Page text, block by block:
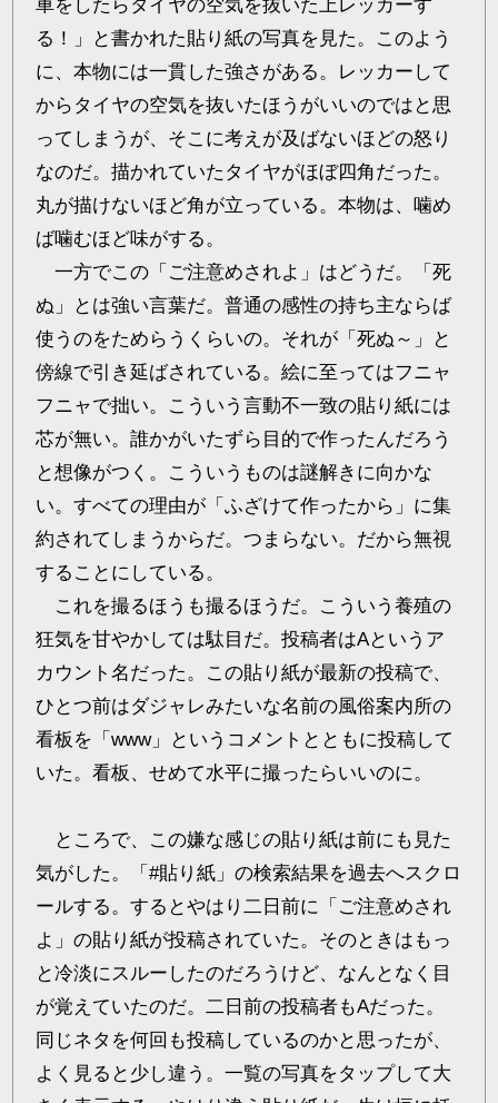
車をしたらタイヤの空気を抜いた上レッカーす
る！」と書かれた貼り紙の写真を見た。このよう
に、本物には一貫した強さがある。レッカーして
からタイヤの空気を抜いたほうがいいのではと思
ってしまうが、そこに考えが及ばないほどの怒り
なのだ。描かれていたタイヤがほぼ四角だった。
丸が描けないほど角が立っている。本物は、噛め
ば噛むほど味がする。
一方でこの「ご注意めされよ」はどうだ。「死
ぬ」とは強い言葉だ。普通の感性の持ち主ならば
使うのをためらうくらいの。それが「死ぬ～」と
傍線で引き延ばされている。絵に至ってはフニャ
フニャで拙い。こういう言動不一致の貼り紙には
芯が無い。誰かがいたずら目的で作ったんだろう
と想像がつく。こういうものは謎解きに向かな
い。すべての理由が「ふざけて作ったから」に集
約されてしまうからだ。つまらない。だから無視
することにしている。
これを撮るほうも撮るほうだ。こういう養殖の
狂気を甘やかしては駄目だ。投稿者はAというア
カウント名だった。この貼り紙が最新の投稿で、
ひとつ前はダジャレみたいな名前の風俗案内所の
看板を「www」というコメントとともに投稿して
いた。看板、せめて水平に撮ったらいいのに。
ところで、この嫌な感じの貼り紙は前にも見た
気がした。「#貼り紙」の検索結果を過去へスクロ
ールする。するとやはり二日前に「ご注意めされ
よ」の貼り紙が投稿されていた。そのときはもっ
と冷淡にスルーしたのだろうけど、なんとなく目
が覚えていたのだ。二日前の投稿者もAだった。
同じネタを何回も投稿しているのかと思ったが、
よく見ると少し違う。一覧の写真をタップして大